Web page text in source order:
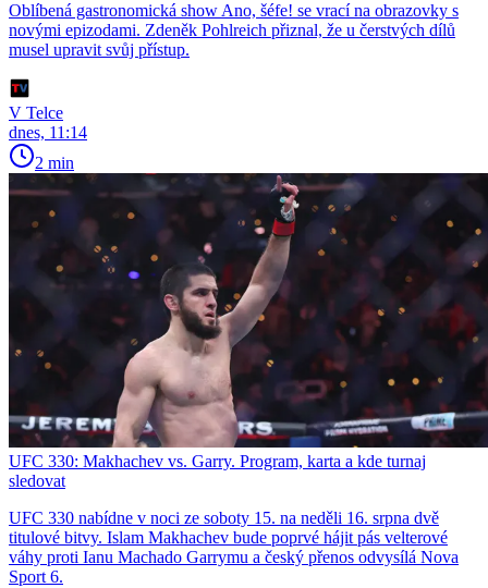
Oblíbená gastronomická show Ano, šéfe! se vrací na obrazovky s
novými epizodami. Zdeněk Pohlreich přiznal, že u čerstvých dílů
musel upravit svůj přístup.
V Telce
dnes, 11:14
2 min
UFC 330: Makhachev vs. Garry. Program, karta a kde turnaj
sledovat
UFC 330 nabídne v noci ze soboty 15. na neděli 16. srpna dvě
titulové bitvy. Islam Makhachev bude poprvé hájit pás velterové
váhy proti Ianu Machado Garrymu a český přenos odvysílá Nova
Sport 6.